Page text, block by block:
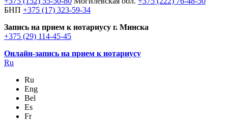
БНП +375 (17) 323-59-34
Запись на прием к нотариусу г. Минска
+375 (29) 114-45-45
Онлайн-запись на прием к нотариусу
Ru
Ru
Eng
Bel
Es
Fr